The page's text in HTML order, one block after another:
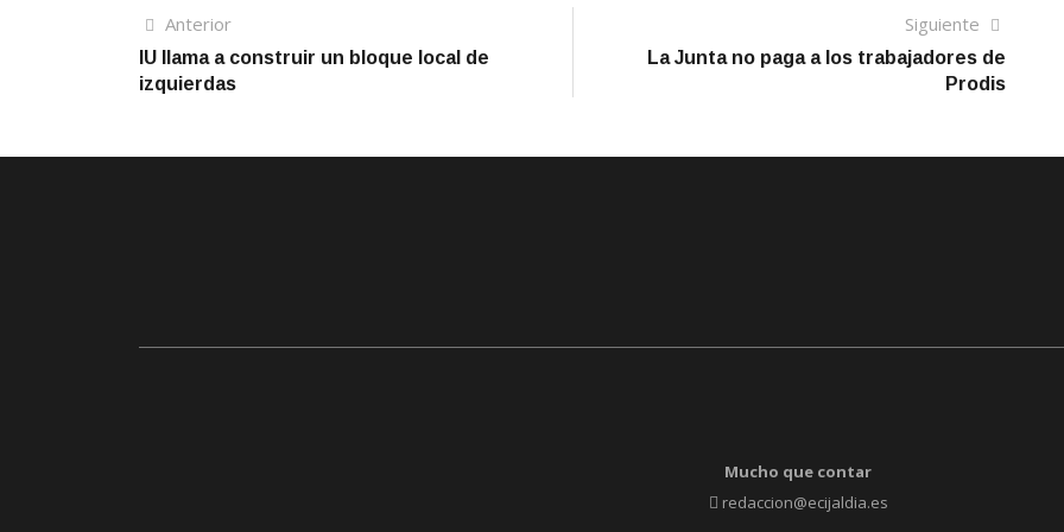
Navegación
de
AnteriorArtículo
anterior
IU llama a construir un bloque local de
izquierdas
Siguiente
La Junta no paga a los trabajadores de
Prodis
Mucho que contar
redaccion@ecijaldia.es